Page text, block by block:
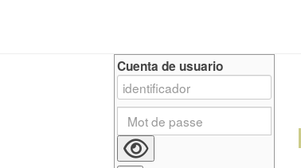
Cuenta de usuario